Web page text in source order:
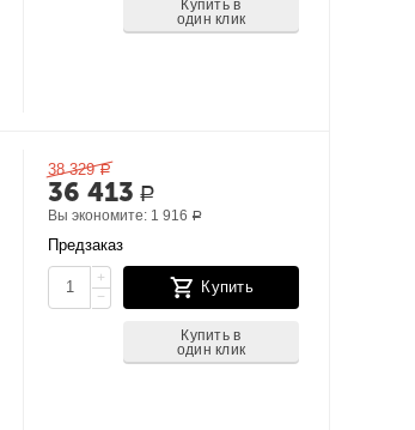
Купить в
один клик
38 329 Р
36 413 Р
Вы экономите: 1 916 Р
Предзаказ
+
−
Купить
Купить в
один клик